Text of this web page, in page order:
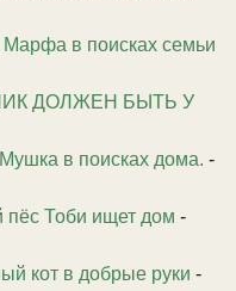
Марфа в поисках семьи
ДОЛЖЕН БЫТЬ У
в поисках дома. -
пёс Тоби ищет дом -
кот в добрые руки -